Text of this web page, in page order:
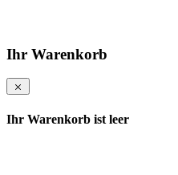
Ihr Warenkorb
Ihr Warenkorb ist leer